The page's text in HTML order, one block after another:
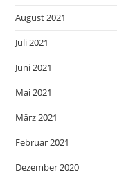
August 2021
Juli 2021
Juni 2021
Mai 2021
März 2021
Februar 2021
Dezember 2020